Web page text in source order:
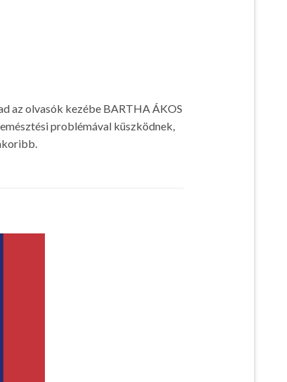
az olvasók kezébe BARTHA ÁKOS
problémával küszködnek,